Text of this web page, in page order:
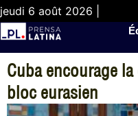
jeudi 6 août 2026 |
Cuba encourage
bloc eurasien